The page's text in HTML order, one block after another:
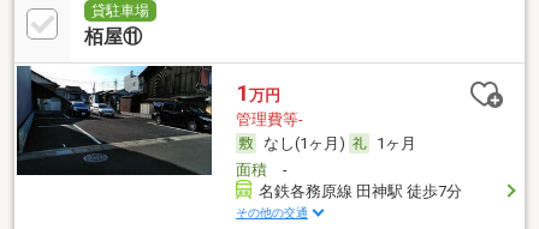
貸駐車場
栢屋⑪
1 万円
管理費等-
なし(1ヶ月)
1ヶ月
面積-
名鉄各務原線 田神駅 徒歩7分
その他の交通